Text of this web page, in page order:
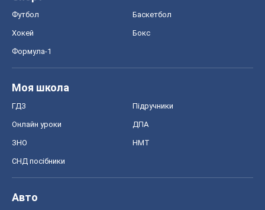
Футбол Баскетбол
Хокей Бокс
Формула-1
Моя школа
ГДЗ Підручники
Онлайн уроки ДПА
ЗНО НМТ
СНД посібники
Авто